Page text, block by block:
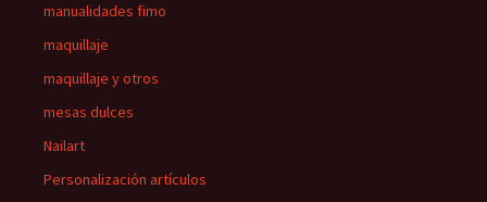
manualidades fimo
maquillaje
maquillaje y otros
mesas dulces
Nailart
Personalización artículos